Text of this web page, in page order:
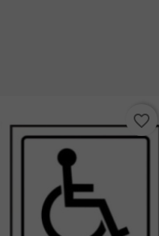
favorite_border